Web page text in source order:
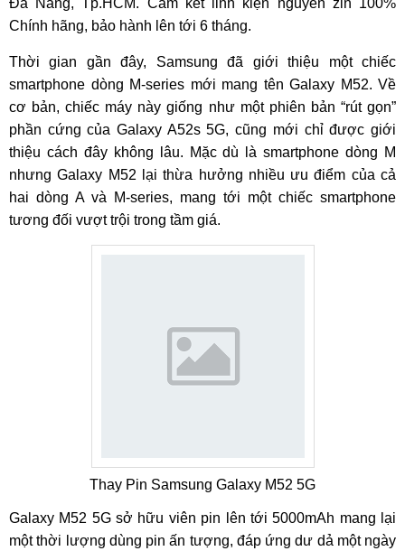
Đà Nẵng, Tp.HCM. Cam kết linh kiện nguyên zin 100%
Chính hãng, bảo hành lên tới 6 tháng.
Thời gian gần đây, Samsung đã giới thiệu một chiếc
smartphone dòng M-series mới mang tên Galaxy M52. Về
cơ bản, chiếc máy này giống như một phiên bản “rút gọn”
phần cứng của Galaxy A52s 5G, cũng mới chỉ được giới
thiệu cách đây không lâu. Mặc dù là smartphone dòng M
nhưng Galaxy M52 lại thừa hưởng nhiều ưu điểm của cả
hai dòng A và M-series, mang tới một chiếc smartphone
tương đối vượt trội trong tầm giá.
Thay Pin Samsung Galaxy M52 5G
Galaxy M52 5G sở hữu viên pin lên tới 5000mAh mang lại
một thời lượng dùng pin ấn tượng, đáp ứng dư dả một ngày